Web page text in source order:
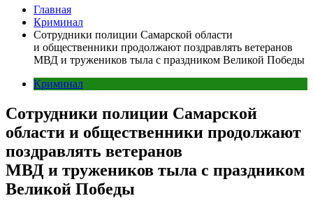
Главная
Криминал
Сотрудники полиции Самарской области
и общественники продолжают поздравлять ветеранов
МВД и тружеников тыла с праздником Великой Победы
Криминал
Сотрудники полиции Самарской
области и общественники продолжают
поздравлять ветеранов
МВД и тружеников тыла с праздником
Великой Победы